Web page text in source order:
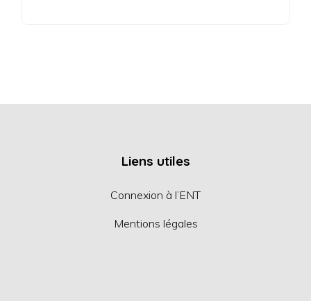
Liens utiles
Connexion à l’ENT
Mentions légales